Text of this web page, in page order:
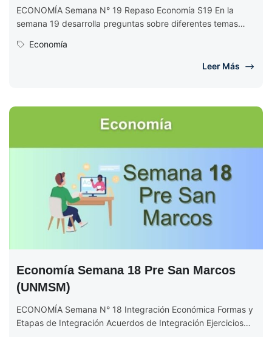
ECONOMÍA Semana N° 19 Repaso Economía S19 En la
semana 19 desarrolla preguntas sobre diferentes temas
Economía
Leer Más
Economía Semana 18 Pre San Marcos
(UNMSM)
ECONOMÍA Semana N° 18 Integración Económica Formas y
Etapas de Integración Acuerdos de Integración Ejercicios